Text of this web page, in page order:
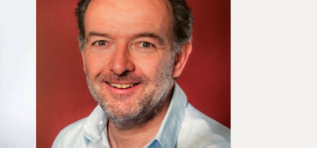
LUC VERMEULEN
Ik werk met de kinderen aan
persoonlijke doelen, soms wel
en soms niet school- of
leerstofgerelateerd.
Lees meer